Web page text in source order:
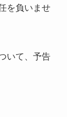
を負いませ
いて、予告